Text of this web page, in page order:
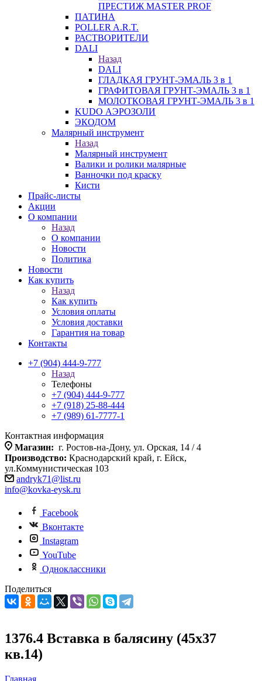
ПРЕСТИЖ MASTER PROF
ПАТИНА
POLLER A.R.T.
РАСТВОРИТЕЛИ
DALI
Назад
DALI
ГЛАДКАЯ ГРУНТ-ЭМАЛЬ 3 в 1
ГРАФИТОВАЯ ГРУНТ-ЭМАЛЬ 3 в 1
МОЛОТКОВАЯ ГРУНТ-ЭМАЛЬ 3 в 1
KUDO АЭРОЗОЛИ
ЭКОДОМ
Малярный инструмент
Назад
Малярный инструмент
Валики и ролики малярные
Ванночки под краску
Кисти
Прайс-листы
Акции
О компании
Назад
О компании
Новости
Политика
Новости
Как купить
Назад
Как купить
Условия оплаты
Условия доставки
Гарантия на товар
Контакты
+7 (904) 444-9-777
Назад
Телефоны
+7 (904) 444-9-777
+7 (918) 25-88-444
+7 (989) 61-7777-1
Контактная информация
Магазин: г. Ростов-на-Дону, ул. Орская, 14 / 4
Производство: Краснодарский край, г. Ейск,
ул.Коммунистическая 103
andryk71@list.ru
info@kovka-eysk.ru
Facebook
Вконтакте
Instagram
YouTube
Одноклассники
Поделиться
1376.4 Вставка в балясину (45х37
кв.14)
Главная